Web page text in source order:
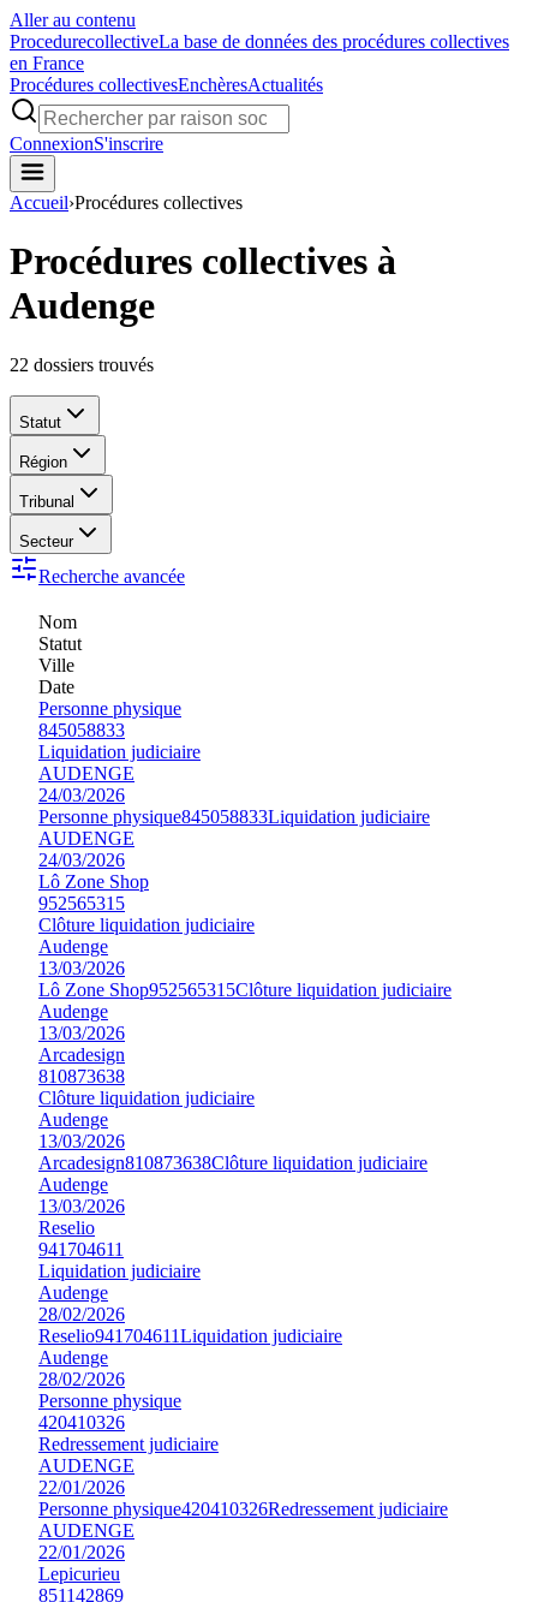
Aller au contenu
ProcedurecollectiveLa base de données des procédures collectives
en France
Procédures collectivesEnchèresActualités
ConnexionS'inscrire
Accueil›Procédures collectives
Procédures collectives à
Audenge
22 dossiers trouvés
Statut
Région
Tribunal
Secteur
Recherche avancée
Nom
Statut
Ville
Date
Personne physique
845058833
Liquidation judiciaire
AUDENGE
24/03/2026
Personne physique845058833Liquidation judiciaire
AUDENGE
24/03/2026
Lô Zone Shop
952565315
Clôture liquidation judiciaire
Audenge
13/03/2026
Lô Zone Shop952565315Clôture liquidation judiciaire
Audenge
13/03/2026
Arcadesign
810873638
Clôture liquidation judiciaire
Audenge
13/03/2026
Arcadesign810873638Clôture liquidation judiciaire
Audenge
13/03/2026
Reselio
941704611
Liquidation judiciaire
Audenge
28/02/2026
Reselio941704611Liquidation judiciaire
Audenge
28/02/2026
Personne physique
420410326
Redressement judiciaire
AUDENGE
22/01/2026
Personne physique420410326Redressement judiciaire
AUDENGE
22/01/2026
Lepicurieu
851142869